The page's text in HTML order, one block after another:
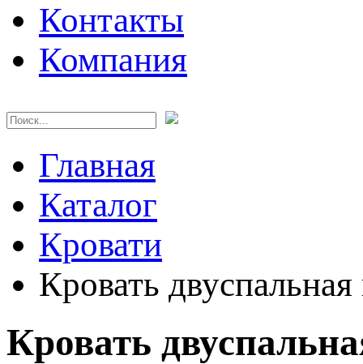
Контакты
Компания
Главная
Каталог
Кровати
Кровать
Кровать